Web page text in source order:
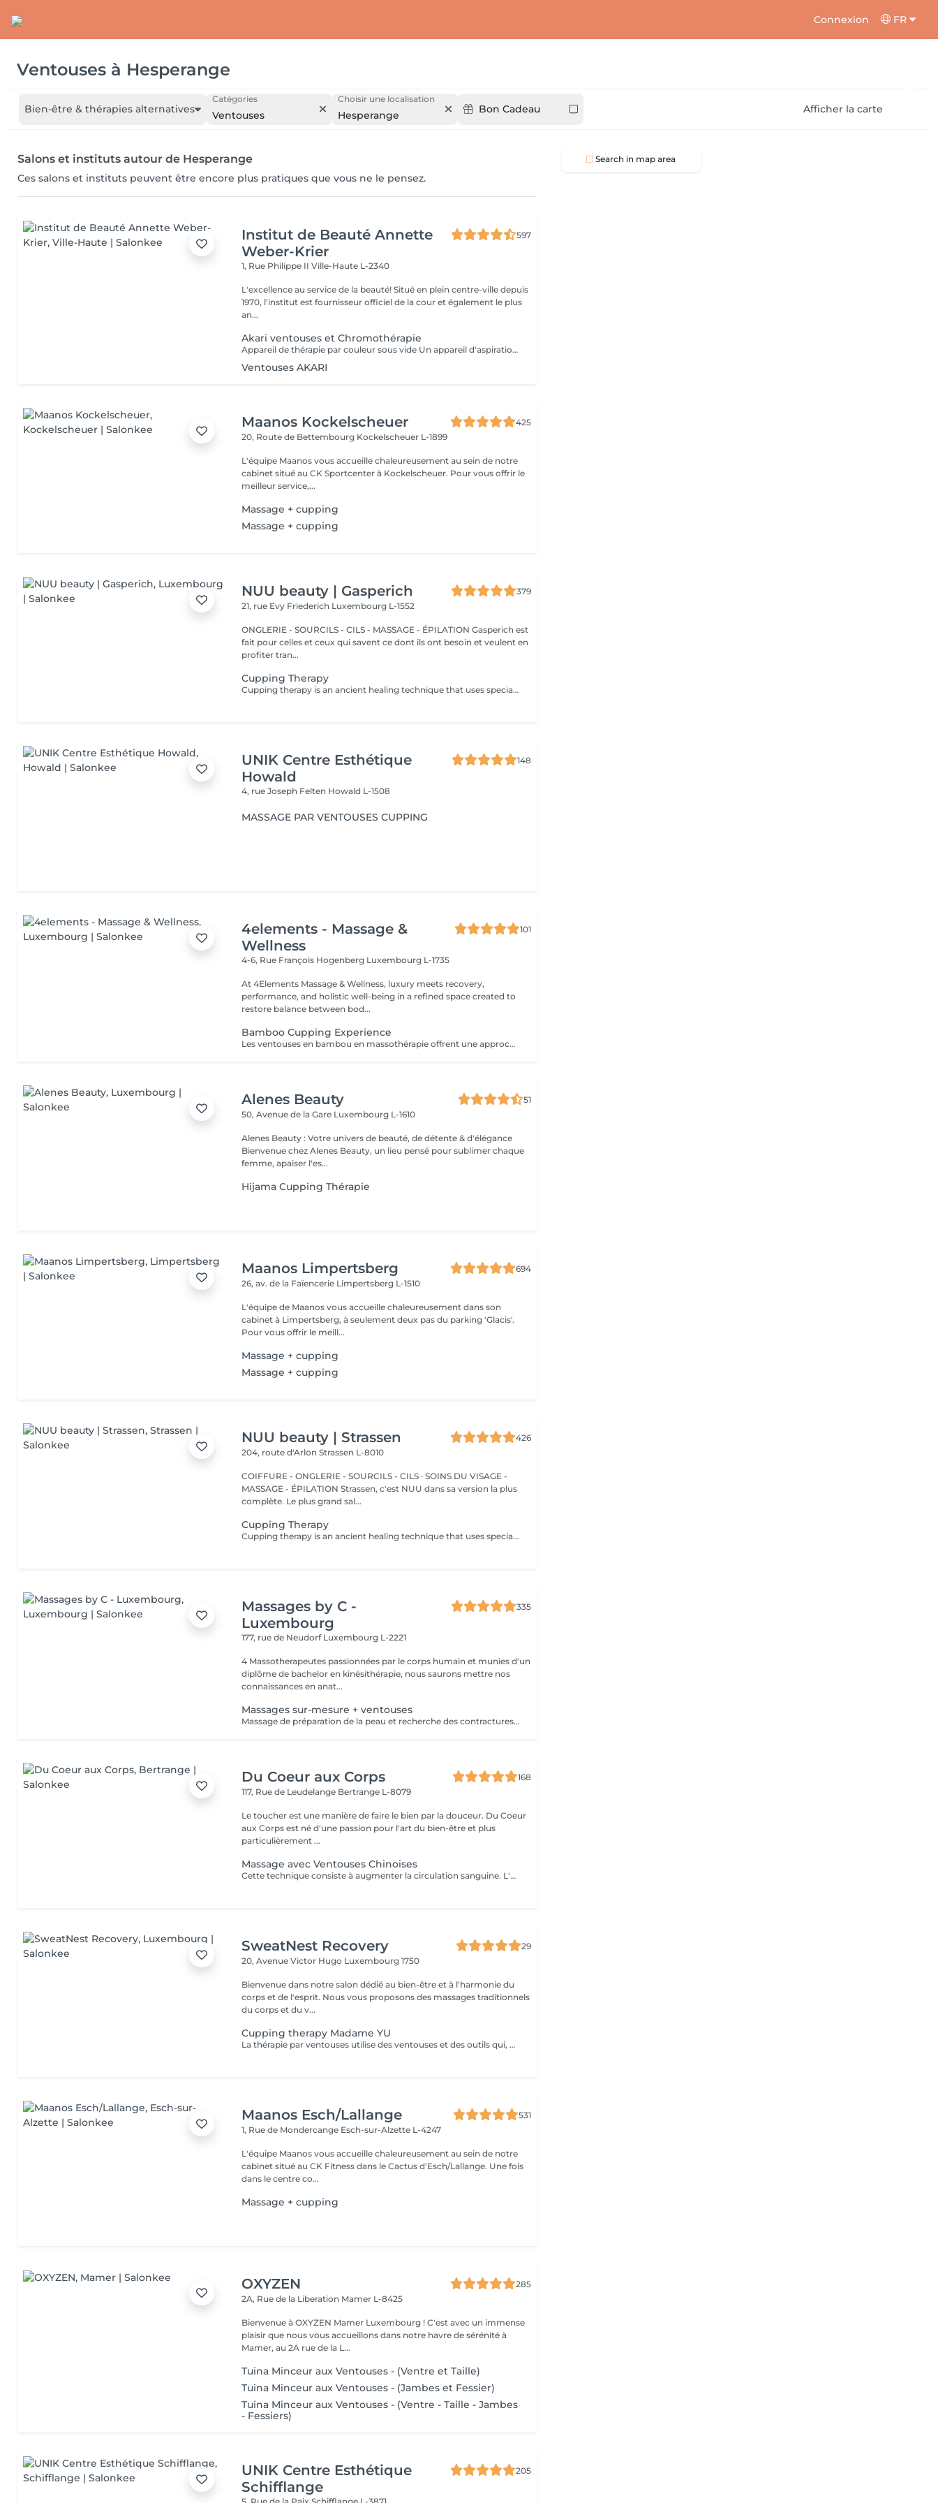
Connexion FR
Ventouses à Hesperange
Bien-être & thérapies alternatives
Catégories
Ventouses
Choisir une localisation
Hesperange Bon Cadeau Afficher la carte
Salons et instituts autour de Hesperange
Ces salons et instituts peuvent être encore plus pratiques que vous ne le pensez.
Institut de Beauté Annette
Weber-Krier
597
1, Rue Philippe IIVille-Haute L-2340
L'excellence au service de la beauté! Situé en plein centre-ville depuis
1970, l'institut est fournisseur officiel de la cour et également le plus
an...
Akari ventouses et Chromothérapie
Appareil de thérapie par couleur sous vide Un appareil d'aspiration - complété avec 21 couleurs (barre de couleurs Akari). APPLICATIONS En cosmétique, en massage, en physiothérapie et dans le domaine médical. AVANTAGE En raison du vide, de la levée sans pression, la circulation sanguine et la lymphe sont stimulées. Ce vide est constant, finement contrôlé et réglable. Il a un train doux. Cela signifie qu'il peut également être utilisé sur les zones les plus sensibles - cicatrices, contour des yeux, lèvres, zones douloureuses ... APPLICATIONS POSSIBLES EN COSMÉTIQUE, Pour resserrer et affiner le visage (rides autour des yeux et des lèvres), cou et décolleté les bras supérieurs , ventre , hanche , cellulite DANS LE MASSAGE, drainage , réflexologie , tissu conjonctif, le drainage lymphatique , compensation des méridiens , dans les blessures sportives Pour le post-traitement des opérations faciales Possibilité d'utiliser une pyramide de cristal de roche pour faire des stimulations de couleur.
Ventouses AKARI
Maanos Kockelscheuer
425
20, Route de Bettembourg Kockelscheuer L-1899
L'équipe Maanos vous accueille chaleureusement au sein de notre
cabinet situé au CK Sportcenter à Kockelscheuer. Pour vous offrir le
meilleur service,...
Massage + cupping
Massage + cupping
NUU beauty | Gasperich
379
21, rue Evy Friederich Luxembourg L-1552
ONGLERIE - SOURCILS - CILS - MASSAGE - ÉPILATION Gasperich est
fait pour celles et ceux qui savent ce dont ils ont besoin et veulent en
profiter tran...
Cupping Therapy
Cupping therapy is an ancient healing technique that uses special cups to create gentle suction on the skin. This suction promotes blood flow, relieves muscle tension, reduces inflammation, and supports deep relaxation. The treatment can help release toxins, improve circulation, and ease chronic pain or stiffness. *Please note that cupping therapy could just be added to a massage service with includes back massage.
UNIK Centre Esthétique
Howald
148
4, rue Joseph Felten Howald L-1508
MASSAGE PAR VENTOUSES CUPPING
4elements - Massage &
Wellness
101
4-6, Rue François Hogenberg Luxembourg L-1735
At 4Elements Massage & Wellness, luxury meets recovery,
performance, and holistic well-being in a refined space created to
restore balance between bod...
Bamboo Cupping Experience
Les ventouses en bambou en massothérapie offrent une approche naturelle, douce et non invasive pour le soin du corps Elles agissent en profondeur tout en respectant les tissus, sans provoquer de douleur ni de marques. Bienfaits principaux : Stimulent la microcirculation sanguine et améliorent l'oxygénation des tissus Favorisent la récupération musculaire et réduisent les tensions, notamment au niveau du dos et de la nuque Produisent un effet de drainage lymphatique, aidant à diminuer les dèmes Améliorent la tonicité et l'élasticité de la peau Induisent une relaxation profonde, bénéfique en cas de stress Grâce aux propriétés naturelles du bambou, le massage se caractérise par un glissement fluide et une pression maîtrisée, garantissant un soin confortable et non traumatique. Contre-indications : Affections cutanées inflammatoires, varices, hypertension artérielle sévère, fragilité vasculaire.
Alenes Beauty
51
50, Avenue de la Gare Luxembourg L-1610
Alenes Beauty : Votre univers de beauté, de détente & d'élégance
Bienvenue chez Alenes Beauty, un lieu pensé pour sublimer chaque
femme, apaiser l'es...
Hijama Cupping Thérapie
Maanos Limpertsberg
694
26, av. de la Faïencerie Limpertsberg L-1510
L'équipe de Maanos vous accueille chaleureusement dans son
cabinet à Limpertsberg, à seulement deux pas du parking 'Glacis'.
Pour vous offrir le meill...
Massage + cupping
Massage + cupping
NUU beauty | Strassen
426
204, route d'ArlonStrassen L-8010
COIFFURE - ONGLERIE - SOURCILS - CILS · SOINS DU VISAGE -
MASSAGE - ÉPILATION Strassen, c'est NUU dans sa version la plus
complète. Le plus grand sal...
Cupping Therapy
Cupping therapy is an ancient healing technique that uses special cups to create gentle suction on the skin. This suction promotes blood flow, relieves muscle tension, reduces inflammation, and supports deep relaxation. The treatment can help release toxins, improve circulation, and ease chronic pain or stiffness. *Please note that cupping therapy could just be added to a massage service with includes back massage.
Massages by C -
Luxembourg
335
177, rue de Neudorf Luxembourg L-2221
4 Massotherapeutes passionnées par le corps humain et munies d'un
diplôme de bachelor en kinésithérapie, nous saurons mettre nos
connaissances en anat...
Massages sur-mesure + ventouses
Massage de préparation de la peau et recherche des contractures suivis pas la pose des ventouses. Le vide est créé à l'aide d'une flamme, aucune sensation de chaud n'est ressentie durant le procédé et la technique est peu douloureuse. Le but de la cupping therapy est de soulager les tensions musculaires tout en promouvant la circulation sanguine et lymphatique.
Du Coeur aux Corps
168
117, Rue de Leudelange Bertrange L-8079
Le toucher est une manière de faire le bien par la douceur. Du Coeur
aux Corps est né d'une passion pour l'art du bien-être et plus
particulièrement ...
Massage avec Ventouses Chinoises
Cette technique consiste à augmenter la circulation sanguine. L'objectif est de créer un effet de succion qui favorisera la décongestion des tissus, l'évacuation des toxines et la mobilité des tissus. Prioritairement, cette pratique s'effectue sur le dos.
SweatNest Recovery
29
20, Avenue Victor Hugo Luxembourg 1750
Bienvenue dans notre salon dédié au bien-être et à l'harmonie du
corps et de l'esprit. Nous vous proposons des massages traditionnels
du corps et du v...
Cupping therapy Madame YU
La thérapie par ventouses utilise des ventouses et des outils qui, par combustion, expulsent l'air de l'intérieur des ventouses, créant une pression négative qui permet aux ventouses d'adhérer aux points d'acupuncture ou à la surface de la peau où la thérapie par ventouses doit être effectuée, produisant ainsi une stimulation. Pour ce faire, à la fois en prévention et en traitement, la peau au niveau du site d'application des ventouses devient congestionnée et il y a stase sanguine Cupping therapy uses cups and tools employing combustion to expel air from inside the cups, creating negative pressure that causes the cups to adhere to acuponts or the skin surface where cupping is to be performed, thus producing stimulation,to achieve both prevention and treatment, the skin at the cupping site will become congested,and blood stasis.
Maanos Esch/Lallange
531
1, Rue de Mondercange Esch-sur-Alzette L-4247
L'équipe Maanos vous accueille chaleureusement au sein de notre
cabinet situé au CK Fitness dans le Cactus d'Esch/Lallange. Une fois
dans le centre co...
Massage + cupping
OXYZEN
285
2A, Rue de la Liberation Mamer L-8425
Bienvenue à OXYZEN Mamer Luxembourg ! C'est avec un immense
plaisir que nous vous accueillons dans notre havre de sérénité à
Mamer, au 2A rue de la L...
Tuina Minceur aux Ventouses - (Ventre et Taille)
Tuina Minceur aux Ventouses - (Jambes et Fessier)
Tuina Minceur aux Ventouses - (Ventre - Taille - Jambes
- Fessiers)
UNIK Centre Esthétique
Schifflange
205
Search in map area